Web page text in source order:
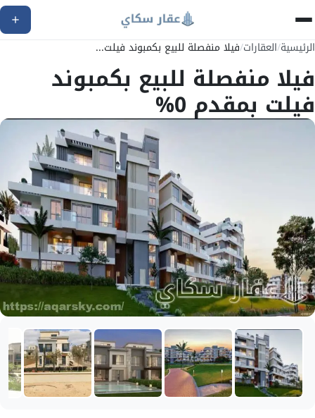
الرئيسية/العقارات/فيلا منفصلة للبيع بكمبوند فيلت...
فيلا منفصلة للبيع بكمبوند
فيلت بمقدم 0%